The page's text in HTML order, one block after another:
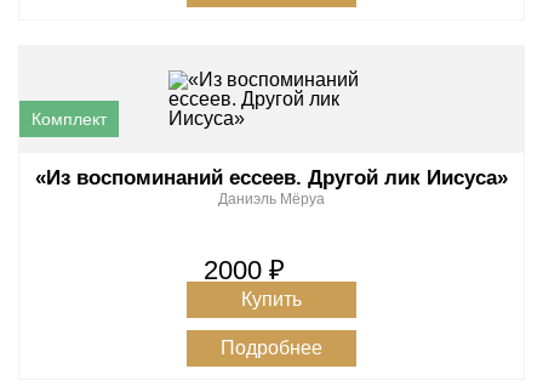
«Из воспоминаний ессеев. Другой лик Иисуса»
Даниэль Мёруа
2000 ₽
Купить
Подробнее